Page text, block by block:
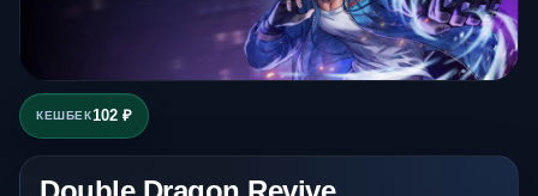
КЕШБЕК102 ₽